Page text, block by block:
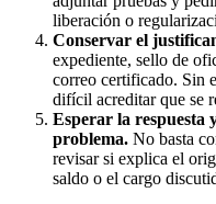
liberación o
Conservar el
expediente, sello de
correo certificado. Sin
difícil acreditar que se
Esperar la respuesta
problema. No basta
revisar si explica el
saldo o el cargo